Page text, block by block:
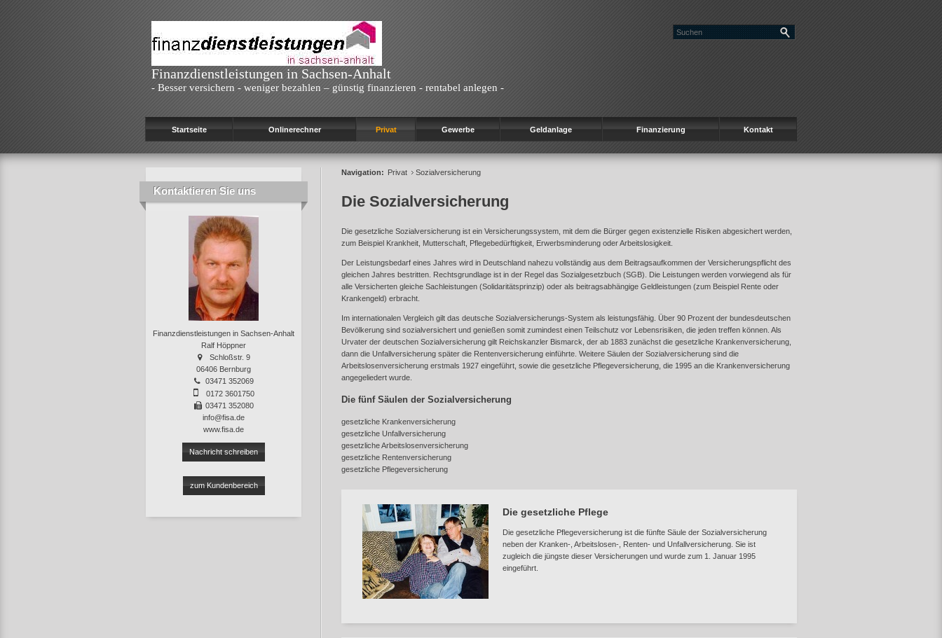
Finanzdienstleistungen in Sachsen-Anhalt
- Besser versichern - weniger bezahlen – günstig finanzieren - rentabel anlegen -
Startseite Onlinerechner Privat Gewerbe Geldanlage Finanzierung Kontakt
Kontaktieren Sie uns
Finanzdienstleistungen in Sachsen-Anhalt
Ralf Höppner
Schloßstr. 9
06406 Bernburg
03471 352069
0172 3601750
03471 352080
info@fisa.de
www.fisa.de
Nachricht schreiben
zum Kundenbereich
Navigation: Privat Sozialversicherung
Die Sozialversicherung
Die gesetzliche Sozialversicherung ist ein Versicherungssystem, mit dem die Bürger gegen existenzielle Risiken abgesichert werden,
zum Beispiel Krankheit, Mutterschaft, Pflegebedürftigkeit, Erwerbsminderung oder Arbeitslosigkeit.
Der Leistungsbedarf eines Jahres wird in Deutschland nahezu vollständig aus dem Beitragsaufkommen der Versicherungspflicht des
gleichen Jahres bestritten. Rechtsgrundlage ist in der Regel das Sozialgesetzbuch (SGB). Die Leistungen werden vorwiegend als für
alle Versicherten gleiche Sachleistungen (Solidaritätsprinzip) oder als beitragsabhängige Geldleistungen (zum Beispiel Rente oder
Krankengeld) erbracht.
Im internationalen Vergleich gilt das deutsche Sozialversicherungs-System als leistungsfähig. Über 90 Prozent der bundesdeutschen
Bevölkerung sind sozialversichert und genießen somit zumindest einen Teilschutz vor Lebensrisiken, die jeden treffen können. Als
Urvater der deutschen Sozialversicherung gilt Reichskanzler Bismarck, der ab 1883 zunächst die gesetzliche Krankenversicherung,
dann die Unfallversicherung später die Rentenversicherung einführte. Weitere Säulen der Sozialversicherung sind die
Arbeitslosenversicherung erstmals 1927 eingeführt, sowie die gesetzliche Pflegeversicherung, die 1995 an die Krankenversicherung
angegeliedert wurde.
Die fünf Säulen der Sozialversicherung
gesetzliche Krankenversicherung
gesetzliche Unfallversicherung
gesetzliche Arbeitslosenversicherung
gesetzliche Rentenversicherung
gesetzliche Pflegeversicherung
Die gesetzliche Pflege
Die gesetzliche Pflegeversicherung ist die fünfte Säule der Sozialversicherung
neben der Kranken-, Arbeitslosen-, Renten- und Unfallversicherung. Sie ist
zugleich die jüngste dieser Versicherungen und wurde zum 1. Januar 1995
eingeführt.